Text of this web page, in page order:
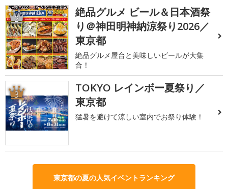
2
絶品グルメ ビール＆日本酒祭
り＠神田明神納涼祭り2026／
東京都
絶品グルメ屋台と美味しいビールが大集
合！
3
TOKYO レインボー夏祭り／
東京都
猛暑を避けて涼しい室内でお祭り体験！
東京都の夏の人気イベントランキング